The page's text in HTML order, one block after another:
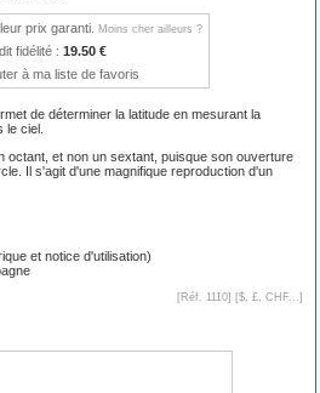
prix garanti. Moins cher ailleurs ?
fidélité : 19.50 €
à ma liste de favoris
de déterminer la latitude en mesurant la
le ciel.
octant, et non un sextant, puisque son ouverture
Il s'agit d'une magnifique reproduction d'un
et notice d'utilisation)
[Réf. 1110] [$, £, CHF... ]